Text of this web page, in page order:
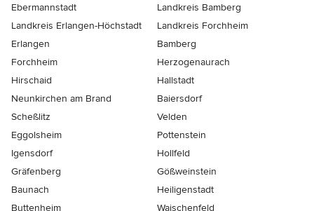
Ebermannstadt
Landkreis Bamberg
Landkreis Erlangen-Höchstadt
Landkreis Forchheim
Erlangen
Bamberg
Forchheim
Herzogenaurach
Hirschaid
Hallstadt
Neunkirchen am Brand
Baiersdorf
Scheßlitz
Velden
Eggolsheim
Pottenstein
Igensdorf
Hollfeld
Gräfenberg
Gößweinstein
Baunach
Heiligenstadt
Buttenheim
Waischenfeld